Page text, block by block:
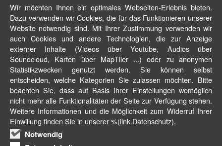
Wir möchten Ihnen ein optimales Webseiten-Erlebnis bieten.
Dazu verwenden wir Cookies, die für das Funktionieren unserer
Website notwendig sind. Mit Ihrer Zustimmung verwenden wir
auch Cookies und andere Technologien, die zur Anzeige
externer Inhalte (Videos über Youtube, Audios über
Soundcloud, Karten über MapTiler ...) oder zu anonymen
Statistikzwecken genutzt werden. Sie können selbst
entscheiden, welche Kategorien Sie zulassen möchten. Bitte
beachten Sie, dass auf Basis Ihrer Einstellungen womöglich
nicht mehr alle Funktionalitäten der Seite zur Verfügung stehen.
Weitere Informationen und die Möglichkeit zum Widerruf Ihrer
Einwillung finden Sie in unserer %(link.Datenschutz).
Notwendig